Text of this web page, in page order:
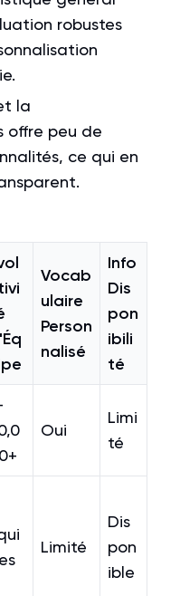
robustes
la
offre peu de
ce qui en
Vocab
ulaire
Person
nalisé
Info
Dis
pon
ibili
té
Oui
Limi
té
Limité
Dis
pon
ible